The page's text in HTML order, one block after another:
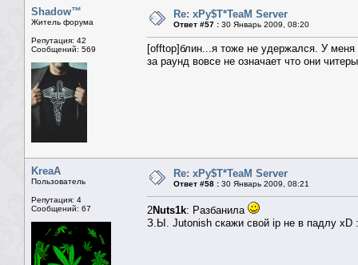
Shadow™
Житель форума
Репутация: 42
Сообщений: 569
Re: xPy$T*TeaM Server
Ответ #57 : 30 Январь 2009, 08:20
[offtop]блин...я тоже не удержался. У
за раунд вовсе не означает что они
KreaA
Пользователь
Репутация: 4
Сообщений: 67
Re: xPy$T*TeaM Server
Ответ #58 : 30 Январь 2009, 08:21
2Nuts1k: Разбанилa
З.Ы. Jutonish скажи свой ip не в падлу xD